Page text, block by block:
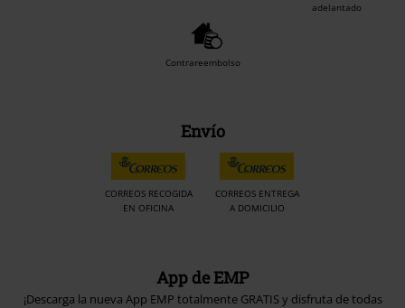
adelantado
Contrareembolso
Envío
CORREOS RECOGIDA
EN OFICINA
CORREOS ENTREGA
A DOMICILIO
App de EMP
¡Descarga la nueva App EMP totalmente GRATIS y disfruta de todas